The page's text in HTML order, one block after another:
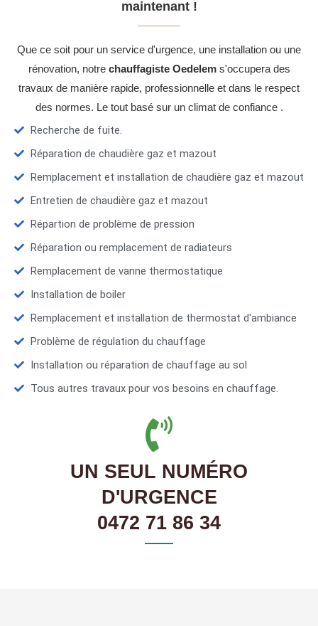
maintenant !
Que ce soit pour un service d'urgence, une installation ou une
rénovation, notre chauffagiste Oedelems'occupera des
travaux de manière rapide, professionnelle et dans le respect
des normes. Le tout basé sur un climat de confiance .
Recherche de fuite.
Réparation de chaudière gaz et mazout
Remplacement et installation de chaudière gaz et mazout
Entretien de chaudière gaz et mazout
Répartion de problème de pression
Réparation ou remplacement de radiateurs
Remplacement de vanne thermostatique
Installation de boiler
Remplacement et installation de thermostat d'ambiance
Problème de régulation du chauffage
Installation ou réparation de chauffage au sol
Tous autres travaux pour vos besoins en chauffage.
UN SEUL NUMÉRO
D'URGENCE
0472 71 86 34